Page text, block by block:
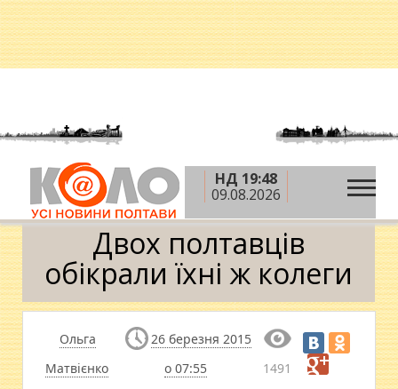
НД 19:48
09.08.2026
Головна » Новини » Кримінал »
полтавців обікрали їхні ж колеги
Двох полтавців
обікрали їхні ж колеги
Ольга
Матвієнко
26 березня 2015
о 07:55
1491